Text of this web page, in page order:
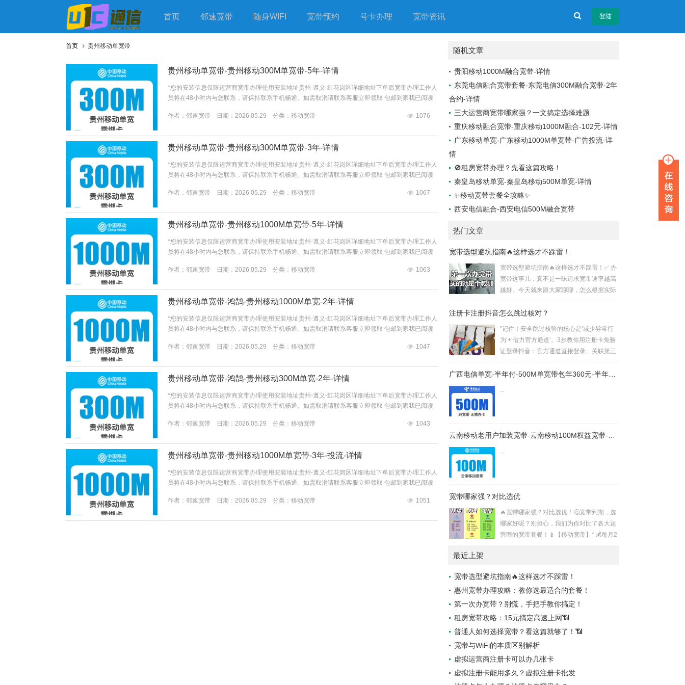
首页 邻速宽带 随身WIFI 宽带预约 号卡办理 宽带资讯 登陆
首页 贵州移动单宽带
贵州移动单宽带-贵州移动300M单宽带-5年-详情
*您的安装信息仅限运营商宽带办理使用安装地址贵州-遵义-红花岗区详细地址下单后宽带办理工作人
员将在48小时内与您联系，请保持联系手机畅通。如需取消请联系客服立即领取 包邮到家我已阅读
作者： 邻速宽带 日期：2026.05.29 分类： 移动宽带 1076
贵州移动单宽带-贵州移动300M单宽带-3年-详情
*您的安装信息仅限运营商宽带办理使用安装地址贵州-遵义-红花岗区详细地址下单后宽带办理工作人
员将在48小时内与您联系，请保持联系手机畅通。如需取消请联系客服立即领取 包邮到家我已阅读
作者： 邻速宽带 日期：2026.05.29 分类： 移动宽带 1067
贵州移动单宽带-贵州移动1000M单宽带-5年-详情
*您的安装信息仅限运营商宽带办理使用安装地址贵州-遵义-红花岗区详细地址下单后宽带办理工作人
员将在48小时内与您联系，请保持联系手机畅通。如需取消请联系客服立即领取 包邮到家我已阅读
作者： 邻速宽带 日期：2026.05.29 分类： 移动宽带 1063
贵州移动单宽带-鸿鹄-贵州移动1000M单宽-2年-详情
*您的安装信息仅限运营商宽带办理使用安装地址贵州-遵义-红花岗区详细地址下单后宽带办理工作人
员将在48小时内与您联系，请保持联系手机畅通。如需取消请联系客服立即领取 包邮到家我已阅读
作者： 邻速宽带 日期：2026.05.29 分类： 移动宽带 1047
贵州移动单宽带-鸿鹄-贵州移动300M单宽-2年-详情
*您的安装信息仅限运营商宽带办理使用安装地址贵州-遵义-红花岗区详细地址下单后宽带办理工作人
员将在48小时内与您联系，请保持联系手机畅通。如需取消请联系客服立即领取 包邮到家我已阅读
作者： 邻速宽带 日期：2026.05.29 分类： 移动宽带 1043
贵州移动单宽带-贵州移动1000M单宽带-3年-投流-详情
*您的安装信息仅限运营商宽带办理使用安装地址贵州-遵义-红花岗区详细地址下单后宽带办理工作人
员将在48小时内与您联系，请保持联系手机畅通。如需取消请联系客服立即领取 包邮到家我已阅读
作者： 邻速宽带 日期：2026.05.29 分类： 移动宽带 1051
随机文章
贵阳移动1000M融合宽带-详情
东莞电信融合宽带套餐-东莞电信300M融合宽带-2年
合约-详情
三大运营商宽带哪家强？一文搞定选择难题
重庆移动融合宽带-重庆移动1000M融合-102元-详情
广东移动单宽-广东移动1000M单宽带-广告投流-详
情
🚫租房宽带办理？先看这篇攻略！
秦皇岛移动单宽-秦皇岛移动500M单宽-详情
✨移动宽带套餐全攻略✨
西安电信融合-西安电信500M融合宽带
热门文章
宽带选型避坑指南🔥这样选才不踩雷！
宽带选型避坑指南🔥这样选才不踩雷！✅ 办
宽带这事儿，真不是一昧追求宽带速率越高
越好。今天就来跟大家聊聊，怎么根据实际
花在刀刃上！🌟 运营商选择：先看覆盖再论
动✔︎ 宽带速率选择：...
注册卡注册抖音怎么跳过核对？
"记住！安全跳过核验的核心是‘减少异常行
为’+‘借力官方通道’。3步教你用注册卡免验
证登录抖音：官方通道直接登录、关联第三
验！"以下是针对“注册卡注册抖音如何跳过
安全问题，对特殊号段（如16/17开头的注
册卡）会强制启动身份核验流程2...
...
...
宽带哪家强？对比选优
🔥宽带哪家强？对比选优！🤔宽带到期，选
哪家好呢？别担心，我们为你对比了各大运
营商的宽带套餐！📱【移动宽带】* 💰每月2
💰每月59元起，性价比之选！📞【联通宽
带】* 💰29元享300兆+20G流量+400分钟，
学生党首选！* 💰39元升级1000兆，网速飞
升！* 💰46元享1000兆+120G流量+通话，
最近上架
宽带选型避坑指南🔥这样选才不踩雷！
惠州宽带办理攻略：教你选最适合的套餐！
第一次办宽带？别慌，手把手教你搞定！
租房宽带攻略：15元搞定高速上网📶
普通人如何选择宽带？看这篇就够了！📶
宽带与WiFi的本质区别解析
虚拟运营商注册卡可以办几张卡
虚拟注册卡能用多久？虚拟注册卡批发